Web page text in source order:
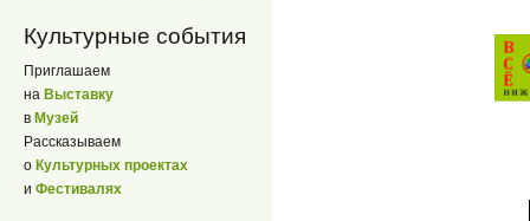
Культурные события
Приглашаем
на Выставку
в Музей
Рассказываем
о Культурных проектах
и Фестивалях